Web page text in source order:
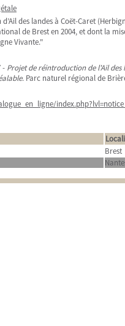
des landes à Coët-Caret
de Brest en 2004, et dont la
Vivante."
- Projet de réintroduction de l'Ail
. Parc naturel régional de
Brest